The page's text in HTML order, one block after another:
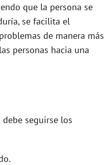
que la persona se
se facilita el
de manera más
personas hacia una
seguirse los